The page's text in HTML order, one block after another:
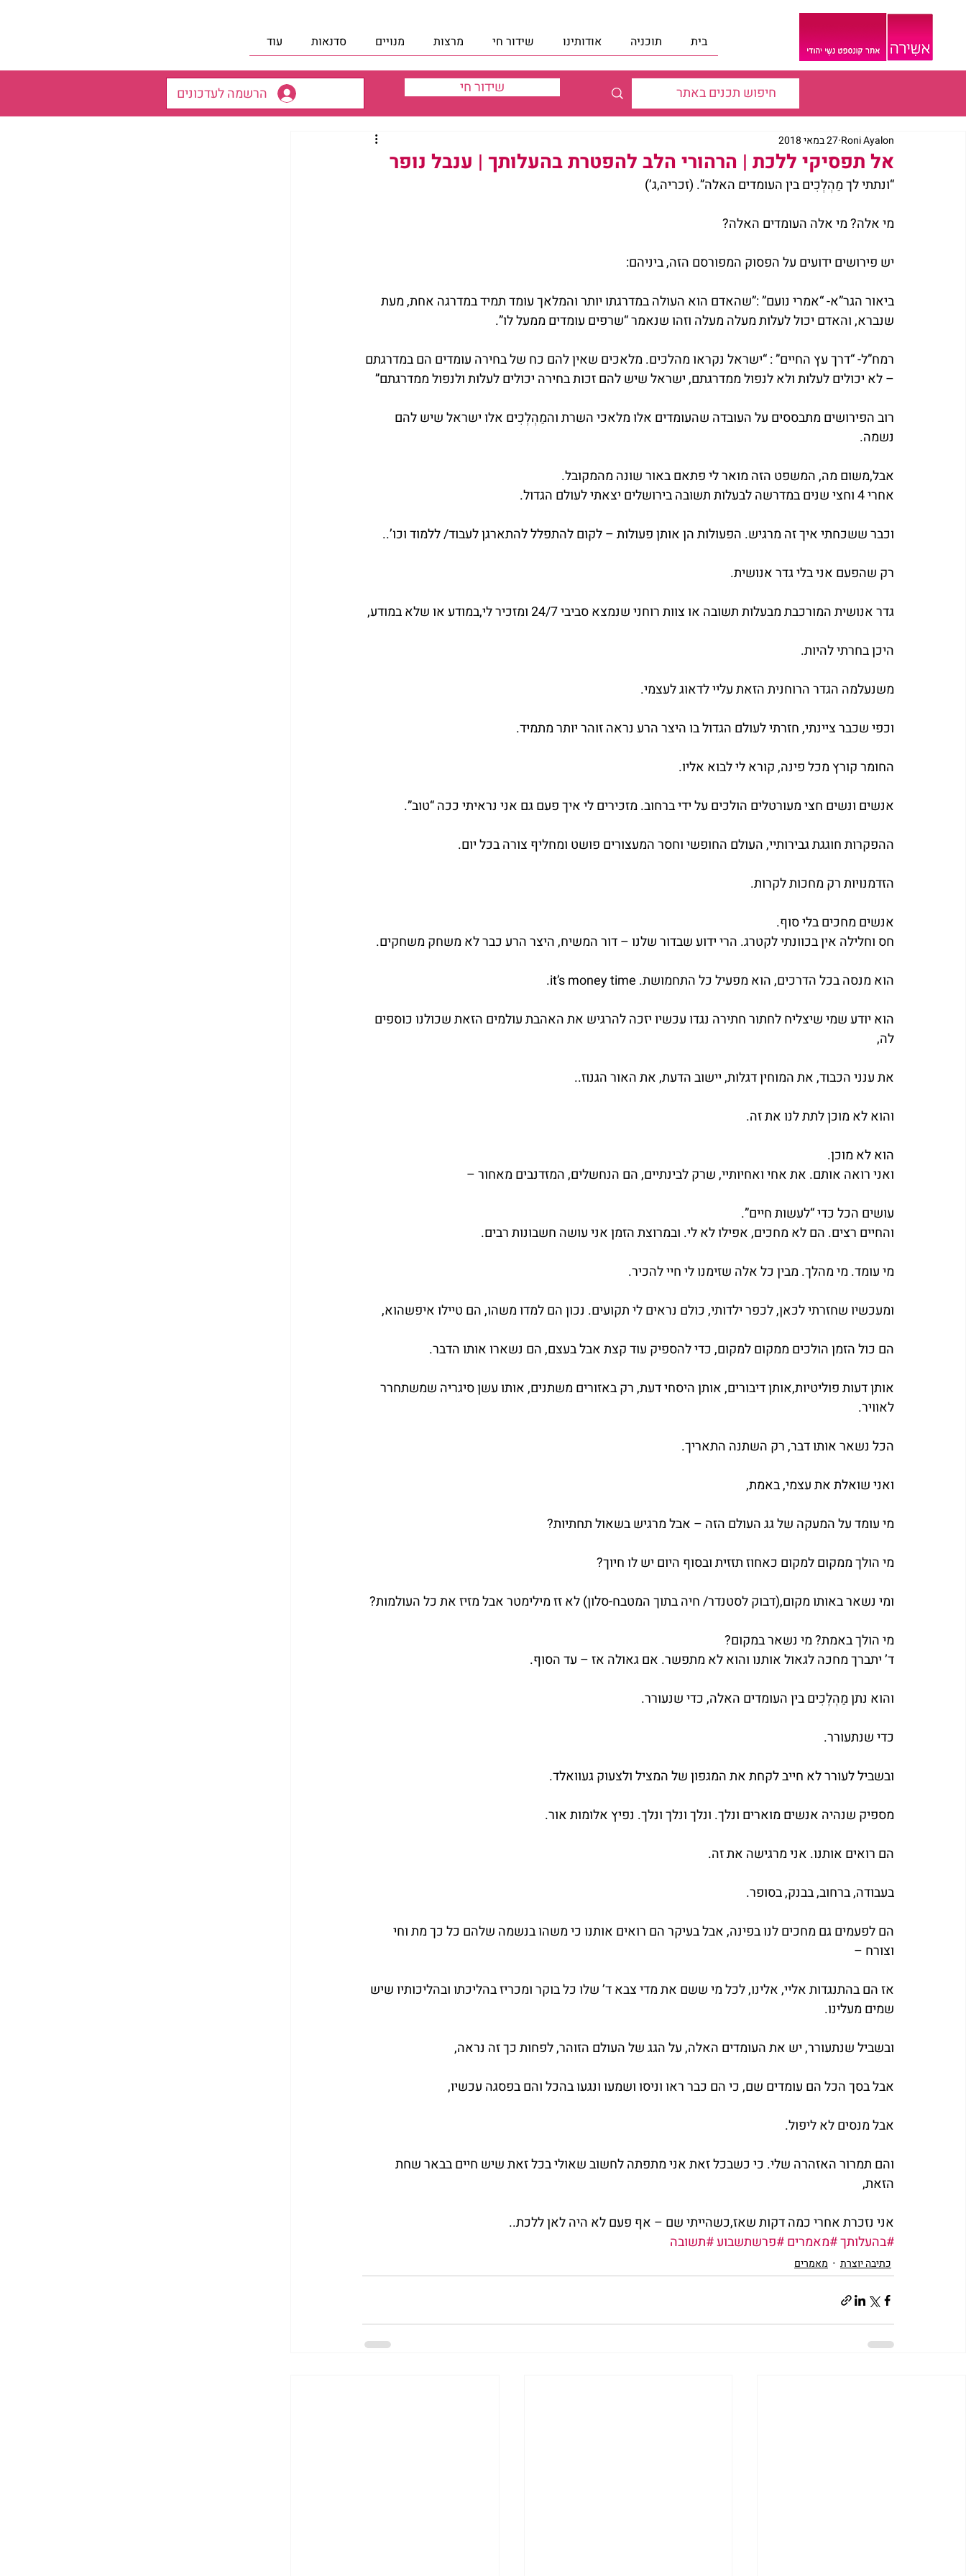
בית תוכניה אודותינו שידור חי מרצות מנויים סדנאות עוד
הרשמה לעדכונים שידור חי
אל תפסיקי ללכת | הרהורי הלב להפטרת בהעלותך | ענבל נופר
Roni Ayalon 27 במאי 2018
“ונתתי לך מַהְלְכִים בין העומדים האלה”. (זכריה,ג’)
מי אלה? מי אלה העומדים האלה?
יש פירושים ידועים על הפסוק המפורסם הזה, ביניהם:
ביאור הגר”א- “אמרי נועם” :”שהאדם הוא העולה במדרגתו יותר והמלאך עומד תמיד במדרגה אחת, מעת
שנברא, והאדם יכול לעלות מעלה מעלה וזהו שנאמר “שרפים עומדים ממעל לו”.
רמח”ל- “דרך עץ החיים” : “ישראל נקראו מהלכים. מלאכים שאין להם כח של בחירה עומדים הם במדרגתם
– לא יכולים לעלות ולא לנפול ממדרגתם, ישראל שיש להם זכות בחירה יכולים לעלות ולנפול ממדרגתם”
רוב הפירושים מתבססים על העובדה שהעומדים אלו מלאכי השרת והמַהְלְכִים אלו ישראל שיש להם
נשמה.
אבל,משום מה, המשפט הזה מואר לי פתאם באור שונה מהמקובל.
אחרי 4 וחצי שנים במדרשה לבעלות תשובה בירושלים יצאתי לעולם הגדול.
וכבר ששכחתי איך זה מרגיש. הפעולות הן אותן פעולות – לקום להתפלל להתארגן לעבוד/ ללמוד וכו’..
רק שהפעם אני בלי גדר אנושית.
גדר אנושית המורכבת מבעלות תשובה או צוות רוחני שנמצא סביבי 24/7 ומזכיר לי,במודע או שלא במודע,
היכן בחרתי להיות.
משנעלמה הגדר הרוחנית הזאת עליי לדאוג לעצמי.
וכפי שכבר ציינתי, חזרתי לעולם הגדול בו היצר הרע נראה זוהר יותר מתמיד.
החומר קורץ מכל פינה, קורא לי לבוא אליו.
אנשים ונשים חצי מעורטלים הולכים על ידי ברחוב. מזכירים לי איך פעם גם אני נראיתי ככה “טוב”.
ההפקרות חוגגת גבירותיי, העולם החופשי וחסר המעצורים פושט ומחליף צורה בכל יום.
הזדמנויות רק מחכות לקרות.
אנשים מחכים בלי סוף.
חס וחלילה אין בכוונתי לקטרג. הרי ידוע שבדור שלנו – דור המשיח, היצר הרע כבר לא משחק משחקים.
הוא מנסה בכל הדרכים, הוא מפעיל כל התחמושת. it’s money time.
הוא יודע שמי שיצליח לחתור חתירה נגדו עכשיו יזכה להרגיש את האהבת עולמים הזאת שכולנו כוספים
לה,
את ענני הכבוד, את המוחין דגלות, יישוב הדעת, את האור הגנוז..
והוא לא מוכן לתת לנו את זה.
הוא לא מוכן.
ואני רואה אותם. את אחי ואחיותיי, שרק לבינתיים, הם הנחשלים, המזדנבים מאחור –
עושים הכל כדי “לעשות חיים”.
והחיים רצים. הם לא מחכים, אפילו לא לי. ובמרוצת הזמן אני עושה חשבונות רבים.
מי עומד. מי מהלך. מבין כל אלה שזימנו לי חיי להכיר.
ומעכשיו שחזרתי לכאן, לכפר ילדותי, כולם נראים לי תקועים. נכון הם למדו משהו, הם טיילו איפשהוא,
הם כול הזמן הולכים ממקום למקום, כדי להספיק עוד קצת אבל בעצם, הם נשארו אותו הדבר.
אותן דעות פוליטיות,אותן דיבורים, אותן היסחי דעת, רק באזורים משתנים, אותו עשן סיגריה שמשתחרר
לאוויר.
הכל נשאר אותו דבר, רק השתנה התאריך.
ואני שואלת את עצמי, באמת,
מי עומד על המעקה של גג העולם הזה – אבל מרגיש בשאול תחתיות?
מי הולך ממקום למקום כאחוז תזזית ובסוף היום יש לו חיוך?
ומי נשאר באותו מקום,(דבוק לסטנדר/ חיה בתוך המטבח-סלון) לא זז מילימטר אבל מזיז את כל העולמות?
מי הולך באמת? מי נשאר במקום?
ד’ יתברך מחכה לגאול אותנו והוא לא מתפשר. אם גאולה אז – עד הסוף.
והוא נתן מַהְלְכִים בין העומדים האלה, כדי שנעורר.
כדי שנתעורר.
ובשביל לעורר לא חייב לקחת את המגפון של המציל ולצעוק געוואלד.
מספיק שנהיה אנשים מוארים ונלך. ונלך ונלך ונלך. נפיץ אלומות אור.
הם רואים אותנו. אני מרגישה את זה.
בעבודה, ברחוב, בבנק, בסופר.
הם לפעמים גם מחכים לנו בפינה, אבל בעיקר הם רואים אותנו כי משהו בנשמה שלהם כל כך מת וחי
וצורח –
אז הם בהתנגדות אליי, אלינו, לכל מי ששם את מדי צבא ד’ שלו כל בוקר ומכריז בהליכתו ובהליכותיו שיש
שמים מעלינו.
ובשביל שנתעורר, יש את העומדים האלה, על הגג של העולם הזוהר, לפחות כך זה נראה,
אבל בסך הכל הם עומדים שם, כי הם כבר ראו וניסו ושמעו ונגעו בהכל והם בפסגה עכשיו,
אבל מנסים לא ליפול.
והם תמרור האזהרה שלי. כי כשבכל זאת אני מתפתה לחשוב שאולי בכל זאת שיש חיים בבאר שחת
הזאת,
אני נזכרת אחרי כמה דקות שאז,כשהייתי שם – אף פעם לא היה לאן ללכת..
#בהעלותך#מאמרים#פרשתשבוע#תשובה
כתיבה יוצרת מאמרים